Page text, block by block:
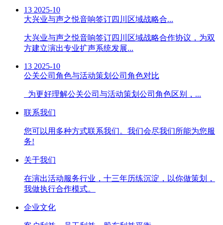
13 2025-10
大兴业与声之悦音响签订四川区域战略合...
大兴业与声之悦音响签订四川区域战略合作协议，为双
方建立演出专业扩声系统发展...
13 2025-10
公关公司角色与活动策划公司角色对比
为更好理解公关公司与活动策划公司角色区别，...
联系我们
您可以用多种方式联系我们。我们会尽我们所能为您服
务!
关于我们
在演出活动服务行业，十三年历练沉淀，以你做策划，
我做执行合作模式。
企业文化